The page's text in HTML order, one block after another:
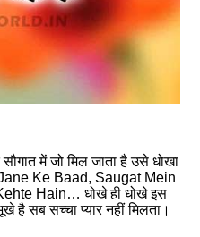
में जो मिल जाता है उसे धोखा
Ke Baad, Saugat Mein
Hain… धोखे ही धोखे इस
है सब सच्चा प्यार नहीं मिलता।